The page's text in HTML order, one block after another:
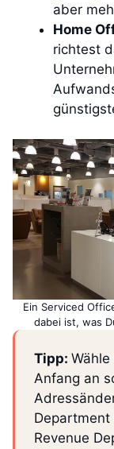
aber
Home
richtest
Ein Serviced
dabei ist, was
Tipp:
Anfang an
Department
Revenue